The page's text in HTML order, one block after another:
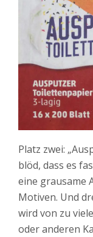
Platz zwei:
blöd, dass es
eine grausame
Motiven. Und
wird von zu
oder anderen